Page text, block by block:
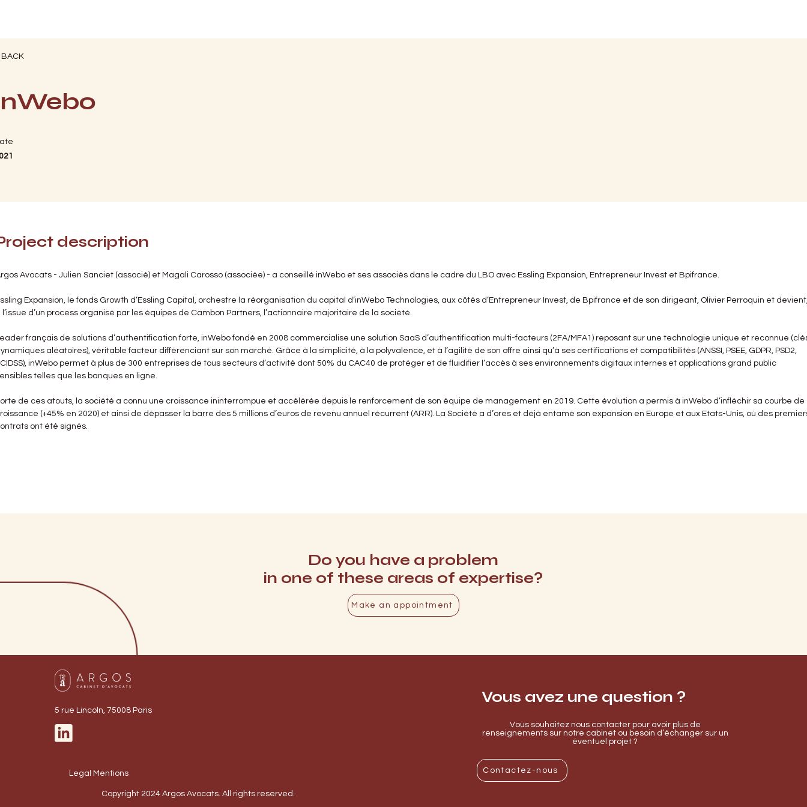
BACK
Avocats - Julien Sanciet (associé) et Magali Carosso (associée) - a conseillé inWebo et ses associés dans le cadre du LBO avec Essling Expansion, Entrepreneur Invest et Bpifrance.
Expansion, le fonds Growth d’Essling Capital, orchestre la réorganisation du capital d’inWebo Technologies, aux côtés d’Entrepreneur Invest, de Bpifrance et de son dirigeant, Olivier Perroquin et
l’issue d’un process organisé par les équipes de Cambon Partners, l’actionnaire majoritaire de la société.
français de solutions d’authentification forte, inWebo fondé en 2008 commercialise une solution SaaS d’authentification multi-facteurs (2FA/MFA1) reposant sur une technologie unique et reconnue
aléatoires), véritable facteur différenciant sur son marché. Grâce à la simplicité, à la polyvalence, et à l’agilité de son offre ainsi qu’à ses certifications et compatibilités (ANSSI, PSEE, GDPR, PSD2,
inWebo permet à plus de 300 entreprises de tous secteurs d’activité dont 50% du CAC40 de protéger et de fluidifier l’accès à ses environnements digitaux internes et applications grand public
telles que les banques en ligne.
de ces atouts, la société a connu une croissance ininterrompue et accélérée depuis le renforcement de son équipe de management en 2019. Cette évolution a permis à inWebo d’infléchir sa courbe de
(+45% en 2020) et ainsi de dépasser la barre des 5 millions d’euros de revenu annuel récurrent (ARR). La Société a d’ores et déjà entamé son expansion en Europe et aux Etats-Unis, où des
ont été signés.
description
Do you have a problem
in one of these areas of expertise?
Make an appointment
5 rue Lincoln, 75008 Paris
Legal Mentions
Copyright 2024 Argos Avocats. All rights reserved.
Vous avez une question ?
Vous souhaitez nous contacter pour avoir plus de
renseignements sur notre cabinet ou besoin d’échanger sur un
éventuel projet ?
Contactez-nous